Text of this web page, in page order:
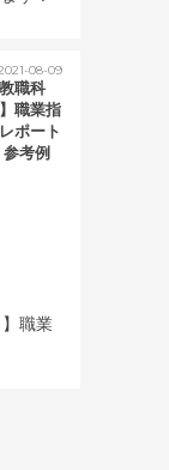
08-09
教職科
職業指
ポート
考例